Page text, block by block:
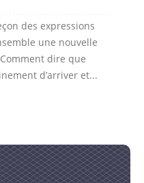
des expressions
une nouvelle
dire que
d’arriver et...